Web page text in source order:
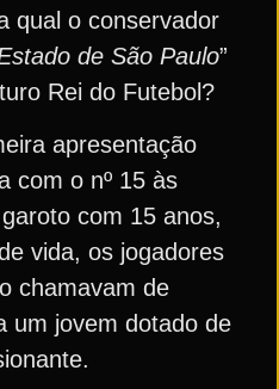
qual o conservador
de São Paulo”
Rei do Futebol?
apresentação
com o nº 15 às
com 15 anos,
vida, os jogadores
chamavam de
um jovem dotado de